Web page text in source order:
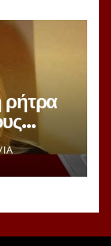
ρήτρα
7